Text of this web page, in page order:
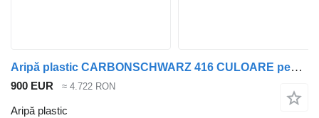
Aripă plastic CARBONSCHWARZ 416 CULOARE pentru automobil BMW X5 G05
900 EUR ≈ 4.722 RON
Aripă plastic